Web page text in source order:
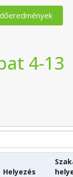
4-13
Helyezés